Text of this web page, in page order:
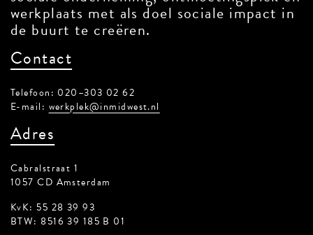
werkplaats met als doel sociale impact in
de buurt te creëren.
Contact
Telefoon: 020–303 02 62
E-mail: werkplek@inmidwest.nl
Adres
Cabralstraat 1
1057 CD Amsterdam
KvK: 55 28 39 93
BTW: 8516 39 185 B 01